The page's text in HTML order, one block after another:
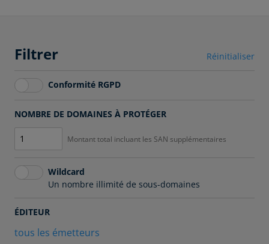
Filtrer Réinitialiser
Conformité RGPD
NOMBRE DE DOMAINES À PROTÉGER
Montant total incluant les SAN supplémentaires
Wildcard
Un nombre illimité de sous-domaines
ÉDITEUR
tous les émetteurs